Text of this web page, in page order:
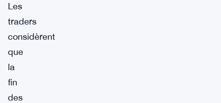
Les
traders
considèrent
que
la
fin
des